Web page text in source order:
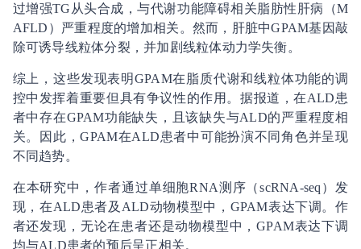
过增强TG从头合成，与代谢功能障碍相关脂肪性肝病（M
AFLD）严重程度的增加相关。然而，肝脏中GPAM基因敲
除可诱导线粒体分裂，并加剧线粒体动力学失衡。
综上，这些发现表明GPAM在脂质代谢和线粒体功能的调
控中发挥着重要但具有争议性的作用。据报道，在ALD患
者中存在GPAM功能缺失，且该缺失与ALD的严重程度相
关。因此，GPAM在ALD患者中可能扮演不同角色并呈现
不同趋势。
在本研究中，作者通过单细胞RNA测序（scRNA-seq）发
现，在ALD患者及ALD动物模型中，GPAM表达下调。作
者还发现，无论在患者还是动物模型中，GPAM表达下调
均与ALD患者的预后呈正相关。